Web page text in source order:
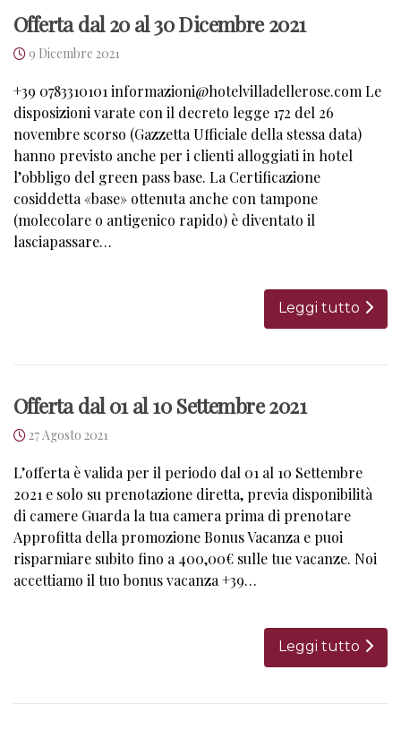
Offerta dal 20 al 30 Dicembre 2021
9 Dicembre 2021
+39 0783310101 informazioni@hotelvilladellerose.com Le
disposizioni varate con il decreto legge 172 del 26
novembre scorso (Gazzetta Ufficiale della stessa data)
hanno previsto anche per i clienti alloggiati in hotel
l’obbligo del green pass base. La Certificazione
cosiddetta «base» ottenuta anche con tampone
(molecolare o antigenico rapido) è diventato il
lasciapassare…
Leggi tutto
Offerta dal 01 al 10 Settembre 2021
27 Agosto 2021
L’offerta è valida per il periodo dal 01 al 10 Settembre
2021 e solo su prenotazione diretta, previa disponibilità
di camere Guarda la tua camera prima di prenotare
Approfitta della promozione Bonus Vacanza e puoi
risparmiare subito fino a 400,00€ sulle tue vacanze. Noi
accettiamo il tuo bonus vacanza +39…
Leggi tutto